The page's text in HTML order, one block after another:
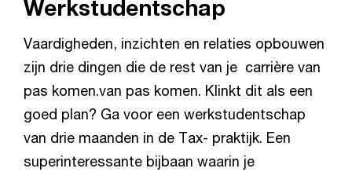
Werkstudentschap
Vaardigheden, inzichten en relaties opbouwen
zijn drie dingen die de rest van je carrière van
pas komen.van pas komen. Klinkt dit als een
goed plan? Ga voor een werkstudentschap
van drie maanden in de Tax- praktijk. Een
superinteressante bijbaan waarin je